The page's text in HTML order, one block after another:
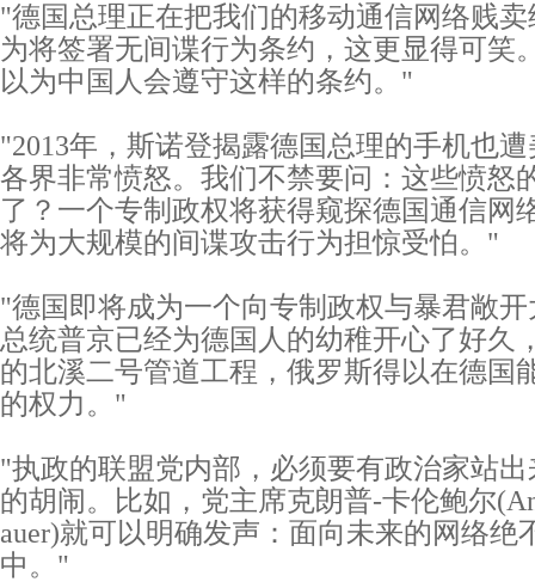
"德国总理正在把我们的移动通信网络贱
为将签署无间谍行为条约，这更显得可笑
以为中国人会遵守这样的条约。"
"2013年，斯诺登揭露德国总理的手机也
各界非常愤怒。我们不禁要问：这些愤怒
了？一个专制政权将获得窥探德国通信网
将为大规模的间谍攻击行为担惊受怕。"
"德国即将成为一个向专制政权与暴君敞
总统普京已经为德国人的幼稚开心了好久
的北溪二号管道工程，俄罗斯得以在德国
的权力。"
"执政的联盟党内部，必须要有政治家站
的胡闹。比如，党主席克朗普-卡伦鲍尔
auer)就可以明确发声：面向未来的网络绝
中。"